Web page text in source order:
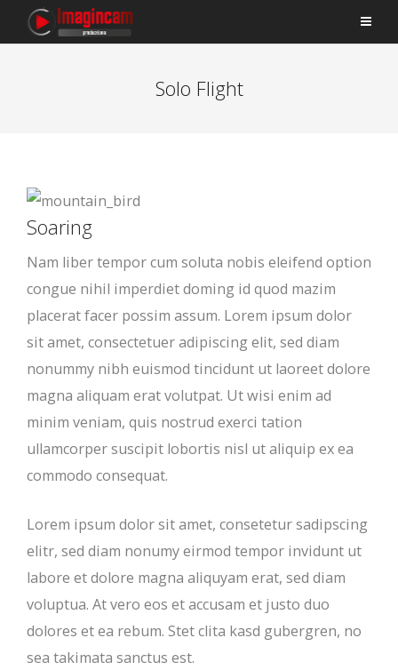
Solo Flight
Soaring
Nam liber tempor cum soluta nobis eleifend option
congue nihil imperdiet doming id quod mazim
placerat facer possim assum. Lorem ipsum dolor
sit amet, consectetuer adipiscing elit, sed diam
nonummy nibh euismod tincidunt ut laoreet dolore
magna aliquam erat volutpat. Ut wisi enim ad
minim veniam, quis nostrud exerci tation
ullamcorper suscipit lobortis nisl ut aliquip ex ea
commodo consequat.
Lorem ipsum dolor sit amet, consetetur sadipscing
elitr, sed diam nonumy eirmod tempor invidunt ut
labore et dolore magna aliquyam erat, sed diam
voluptua. At vero eos et accusam et justo duo
dolores et ea rebum. Stet clita kasd gubergren, no
sea takimata sanctus est.